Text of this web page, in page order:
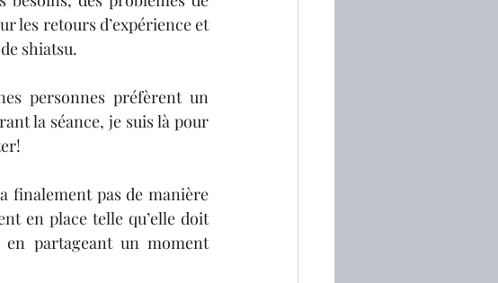
les retours d’expérience et
shiatsu.
personnes préfèrent un
la séance, je suis là pour
finalement pas de manière
en place telle qu’elle doit
partageant un moment